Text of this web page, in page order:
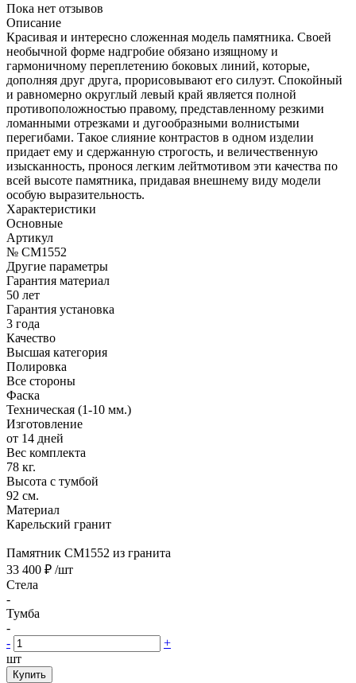
Пока нет отзывов
Описание
Красивая и интересно сложенная модель памятника. Своей
необычной форме надгробие обязано изящному и
гармоничному переплетению боковых линий, которые,
дополняя друг друга, прорисовывают его силуэт. Спокойный
и равномерно округлый левый край является полной
противоположностью правому, представленному резкими
ломанными отрезками и дугообразными волнистыми
перегибами. Такое слияние контрастов в одном изделии
придает ему и сдержанную строгость, и величественную
изысканность, пронося легким лейтмотивом эти качества по
всей высоте памятника, придавая внешнему виду модели
особую выразительность.
Характеристики
Основные
Артикул
№ CM1552
Другие параметры
Гарантия материал
50 лет
Гарантия установка
3 года
Качество
Высшая категория
Полировка
Все стороны
Фаска
Техническая (1-10 мм.)
Изготовление
от 14 дней
Вес комплекта
78 кг.
Высота с тумбой
92 см.
Материал
Карельский гранит
Памятник CM1552 из гранита
33 400 ₽ /шт
Стела
-
Тумба
-
-
+
шт
Купить